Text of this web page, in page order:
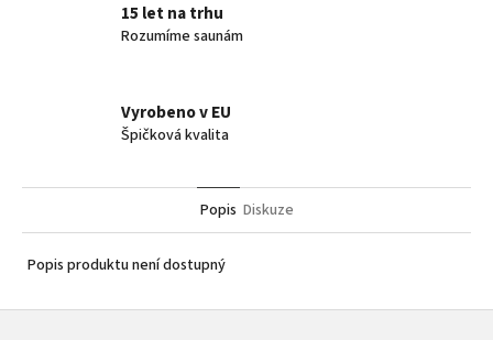
15 let na trhu
Rozumíme saunám
Vyrobeno v EU
Špičková kvalita
Popis Diskuze
Popis produktu není dostupný